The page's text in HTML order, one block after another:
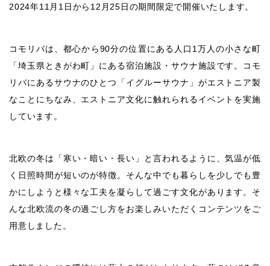
2024年11月1日から12月25日の期間限定で開催いたします。
コモリバは、都心から90分の位置にある人口1万人の小さな町
「埼玉県ときがわ町」にある宿泊施設・サウナ施設です。コモ
リバにあるサウナのひとつ「イグルーサウナ」がエストニア製
なことにちなみ、エストニア文化に触れられるイベントを実施
しています。
北欧の冬は「寒い・暗い・長い」と言われるように、気温が低
く日照時間が短いのが特徴。そんな中でも暮らしを少しでも豊
かにしようと様々な工夫を凝らして過ごす文化があります。そ
んな北欧流の冬の過ごし方をお楽しみいただくコンテンツをご
用意しました。